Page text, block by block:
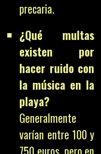
precaria.
¿Qué multas
existen por
hacer ruido con
la música en la
playa?
Generalmente
varían entre 100 y